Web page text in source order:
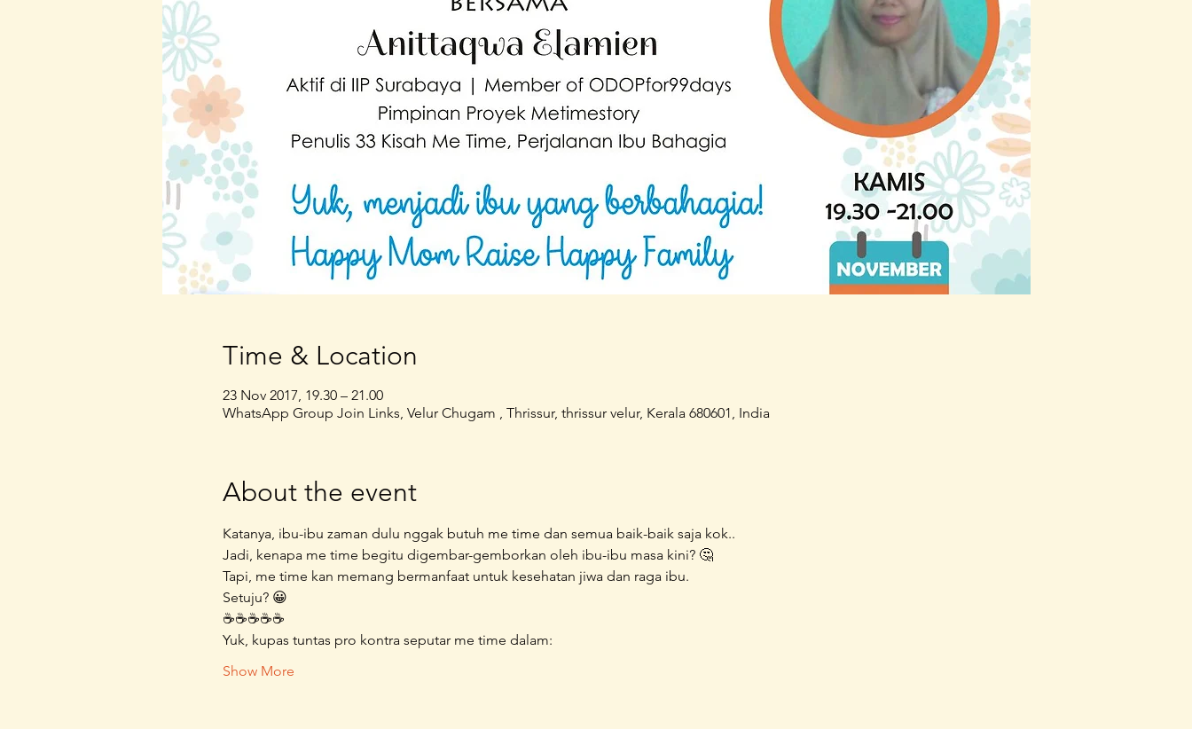
Time & Location
23 Nov 2017, 19.30 – 21.00
WhatsApp Group Join Links, Velur Chugam , Thrissur, thrissur velur, Kerala 680601, India
About the event
Jadi, kenapa me time begitu digembar-gemborkan oleh ibu-ibu masa kini? 🤔
Show More